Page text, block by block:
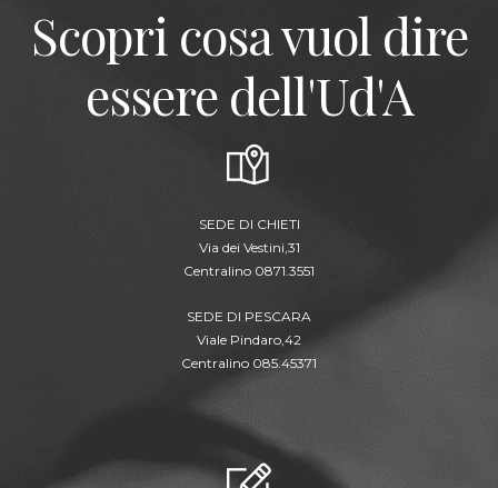
Scopri cosa vuol dire
essere dell'Ud'A
SEDE DI CHIETI
Via dei Vestini,31
Centralino 0871.3551
SEDE DI PESCARA
Viale Pindaro,42
Centralino 085.45371